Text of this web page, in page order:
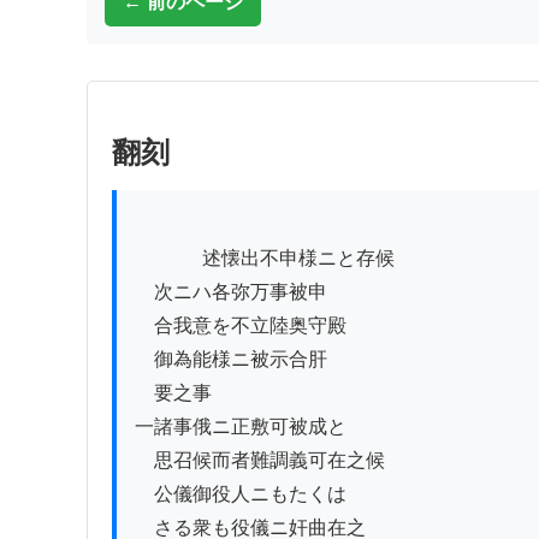
翻刻
次ニハ各弥万事被申
合我意を不立陸奥守殿
御為能様ニ被示合肝
要之事
一諸事俄ニ正敷可被成と
思召候而者難調義可在之候
公儀御役人ニもたくは
さる衆も役儀ニ奸曲在之